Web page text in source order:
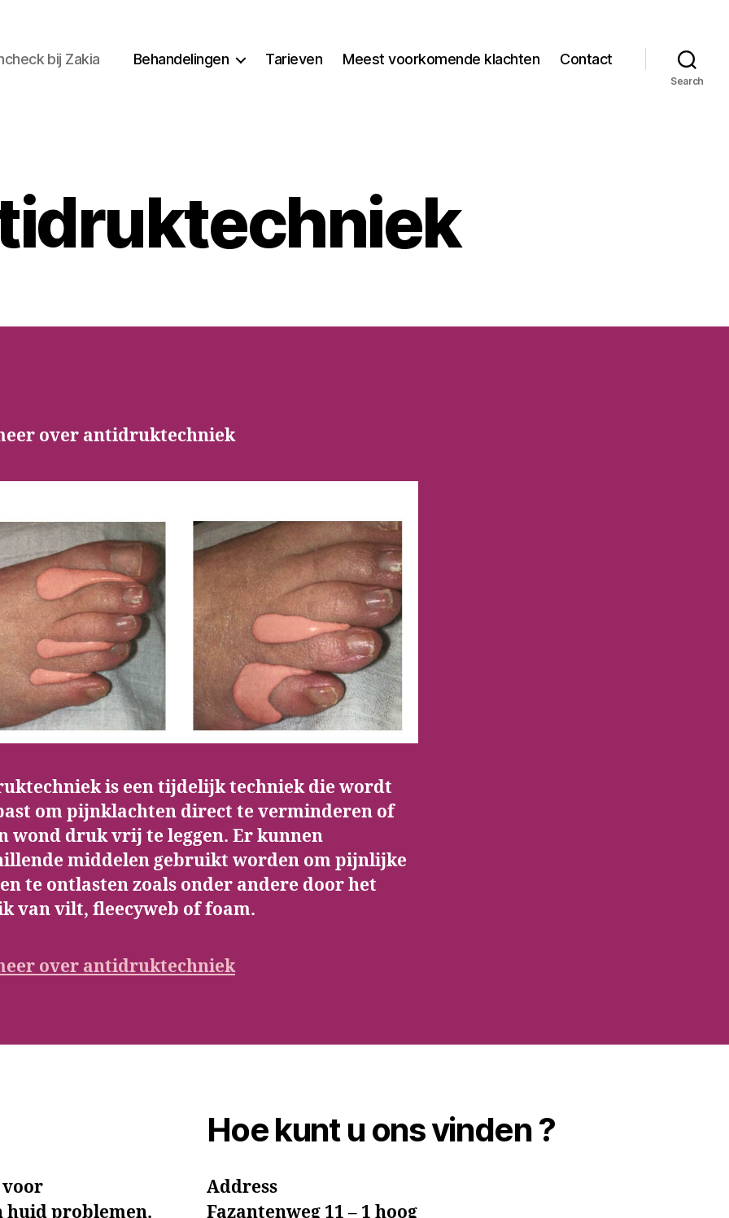
bij Zakia Behandelingen Tarieven Meest voorkomende klachten Contact
Search
over antidruktechniek
is een tijdelijk techniek die wordt
om pijnklachten direct te verminderen of
wond druk vrij te leggen. Er kunnen
middelen gebruikt worden om pijnlijke
te ontlasten zoals onder andere door het
van vilt, fleecyweb of foam.
over antidruktechniek
huid problemen.
Hoe kunt u ons vinden ?
Address
Fazantenweg 11 – 1 hoog